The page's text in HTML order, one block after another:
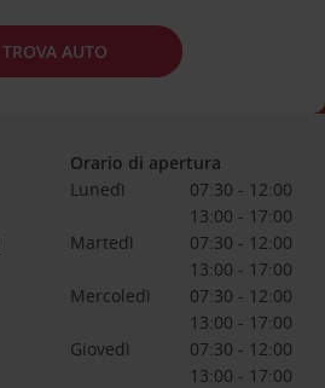
TROVA AUTO
Orario di apertura
Lunedì
07:30 - 12:00
13:00 - 17:00
Martedì
07:30 - 12:00
13:00 - 17:00
Mercoledì
07:30 - 12:00
13:00 - 17:00
Giovedì
07:30 - 12:00
13:00 - 17:00